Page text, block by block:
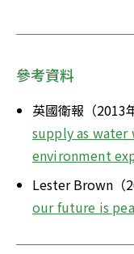
參考資料
英國衛報（2013
supply as
environment
Lester Brown（
our future is